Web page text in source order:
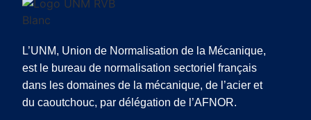
L’UNM, Union de Normalisation de la Mécanique,
est le bureau de normalisation sectoriel français
dans les domaines de la mécanique, de l’acier et
du caoutchouc, par délégation de l’AFNOR.